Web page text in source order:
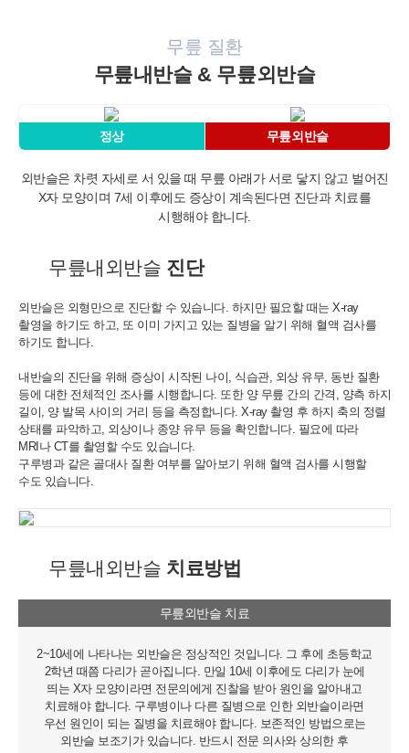
무릎 질환
무릎내반슬 & 무릎외반슬
정상 무릎외반슬
외반슬은 차렷 자세로 서 있을 때 무릎 아래가 서로 닿지 않고 벌어진
X자 모양이며 7세 이후에도 증상이 계속된다면 진단과 치료를
시행해야 합니다.
무릎내외반슬 진단
외반슬은 외형만으로 진단할 수 있습니다. 하지만 필요할 때는 X-ray
촬영을 하기도 하고, 또 이미 가지고 있는 질병을 알기 위해 혈액 검사를
하기도 합니다.
내반슬의 진단을 위해 증상이 시작된 나이, 식습관, 외상 유무, 동반 질환
등에 대한 전체적인 조사를 시행합니다. 또한 양 무릎 간의 간격, 양측 하지
길이, 양 발목 사이의 거리 등을 측정합니다. X-ray 촬영 후 하지 축의 정렬
상태를 파악하고, 외상이나 종양 유무 등을 확인합니다. 필요에 따라
MRI나 CT를 촬영할 수도 있습니다.
구루병과 같은 골대사 질환 여부를 알아보기 위해 혈액 검사를 시행할
수도 있습니다.
무릎내외반슬 치료방법
무릎외반슬 치료
2~10세에 나타나는 외반슬은 정상적인 것입니다. 그 후에 초등학교
2학년 때쯤 다리가 곧아집니다. 만일 10세 이후에도 다리가 눈에
띄는 X자 모양이라면 전문의에게 진찰을 받아 원인을 알아내고
치료해야 합니다. 구루병이나 다른 질병으로 인한 외반슬이라면
우선 원인이 되는 질병을 치료해야 합니다. 보존적인 방법으로는
외반슬 보조기가 있습니다. 반드시 전문 의사와 상의한 후